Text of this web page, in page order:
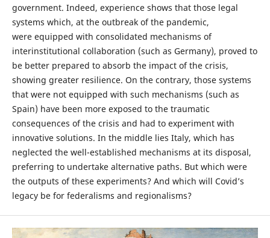
government. Indeed, experience shows that those legal
systems which, at the outbreak of the pandemic,
were equipped with consolidated mechanisms of
interinstitutional collaboration (such as Germany), proved to
be better prepared to absorb the impact of the crisis,
showing greater resilience. On the contrary, those systems
that were not equipped with such mechanisms (such as
Spain) have been more exposed to the traumatic
consequences of the crisis and had to experiment with
innovative solutions. In the middle lies Italy, which has
neglected the well-established mechanisms at its disposal,
preferring to undertake alternative paths. But which were
the outputs of these experiments? And which will Covid’s
legacy be for federalisms and regionalisms?